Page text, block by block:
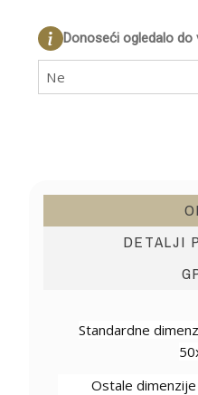
Donoseći ogledalo do
Ne
DETALJI
Standardne
Ostale